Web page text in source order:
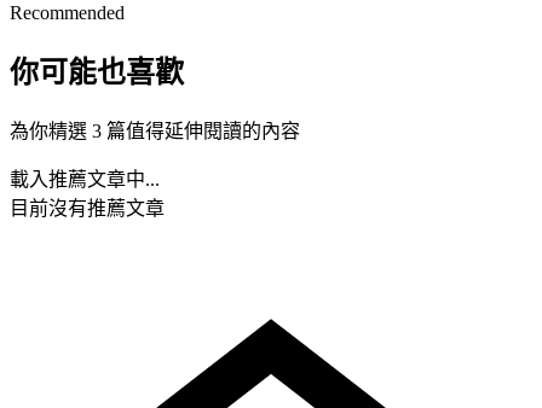
Recommended
你可能也喜歡
為你精選 3 篇值得延伸閱讀的內容
載入推薦文章中...
目前沒有推薦文章